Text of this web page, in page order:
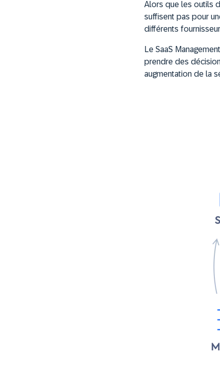
Alors que les outils
suffisent pas pour
différents
Le SaaS
prendre des
augmentation de la